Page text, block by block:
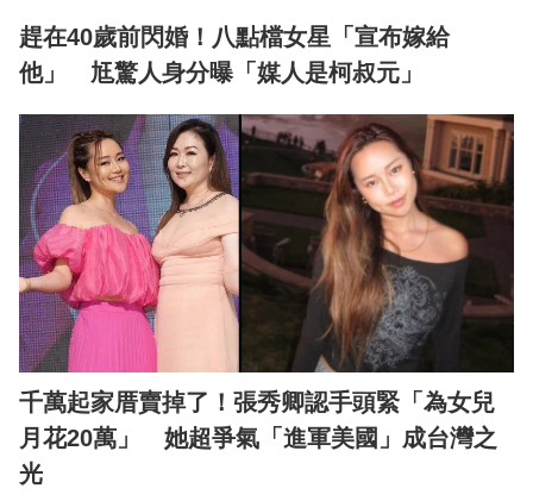
趕在40歲前閃婚！八點檔女星「宣布嫁給
他」 尪驚人身分曝「媒人是柯叔元」
千萬起家厝賣掉了！張秀卿認手頭緊「為女兒
月花20萬」 她超爭氣「進軍美國」成台灣之
光